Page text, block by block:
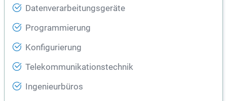
Datenverarbeitungsgeräte
Programmierung
Konfigurierung
Telekommunikationstechnik
Ingenieurbüros